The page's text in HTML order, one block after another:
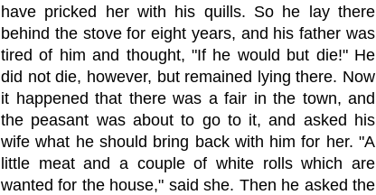
have pricked her with his quills. So he lay there
behind the stove for eight years, and his father was
tired of him and thought, "If he would but die!" He
did not die, however, but remained lying there. Now
it happened that there was a fair in the town, and
the peasant was about to go to it, and asked his
wife what he should bring back with him for her. "A
little meat and a couple of white rolls which are
wanted for the house," said she. Then he asked the